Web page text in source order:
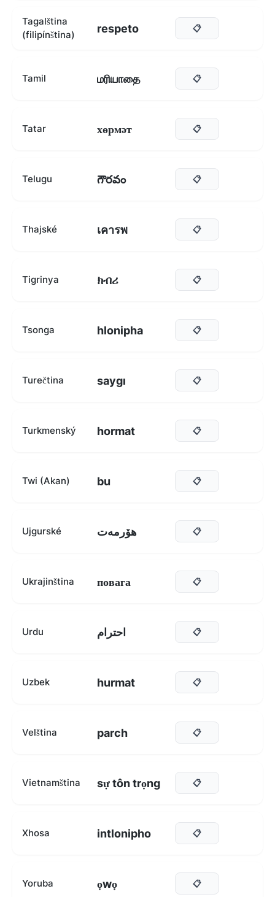
Tagalština
(filipínština)
respeto 📋
Tamil மரியாதை 📋
Tatar хөрмәт 📋
Telugu గౌరవం 📋
Thajské เคารพ 📋
Tigrinya ክብሪ 📋
Tsonga hlonipha 📋
Turečtina saygı 📋
Turkmenský hormat 📋
Twi (Akan) bu 📋
Ujgurské ھۆرمەت 📋
Ukrajinština повага 📋
Urdu احترام 📋
Uzbek hurmat 📋
Velština parch 📋
Vietnamština sự tôn trọng 📋
Xhosa intlonipho 📋
Yoruba ọwọ 📋